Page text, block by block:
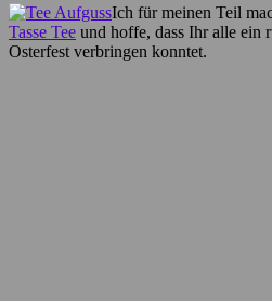
Ich für meinen Teil
Tasse Tee und hoffe, dass Ihr alle ein
Osterfest verbringen konntet.